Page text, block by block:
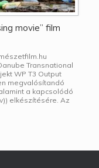
movie” film
Transnational
WP T3 Output
megvalósítandó
a kapcsolódó
elkészítésére. Az